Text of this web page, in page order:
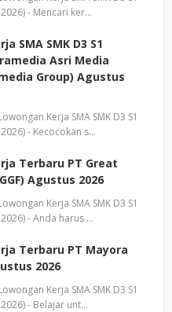
- Mencari ker…
SMA SMK D3 S1
Asri Media
Group) Agustus
Kerja SMA SMK D3 S1
- Kecocokan s…
Terbaru PT Great
Agustus 2026
Kerja SMA SMK D3 S1
- Anda harus …
Terbaru PT Mayora
2026
Kerja SMA SMK D3 S1
- Belajar unt…